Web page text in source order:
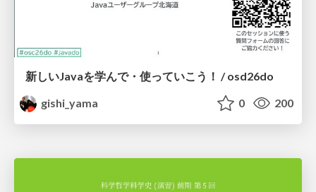
新しいJavaを学んで・使っていこう！ / osd26do
gishi_yama
0 200